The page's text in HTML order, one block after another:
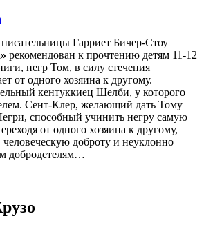
Гарриет Бичер-Стоу
рекомендован к прочтению детям 11-12
негр Том, в силу стечения
от одного хозяина к другому.
кентуккиец Шелби, у которого
Сент-Клер, желающий дать Тому
способный учинить негру самую
от одного хозяина к другому,
человеческую доброту и неуклонно
добродетелям…